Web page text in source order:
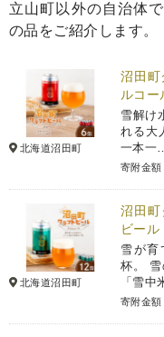
立山町以外の自治体
の品をご紹介します。
北海道沼田町
沼田町
ルコ
雪解け
れる大
一本一
寄附金額
北海道沼田町
沼田
ビー
雪が育
杯。 雪
「雪
寄附金額